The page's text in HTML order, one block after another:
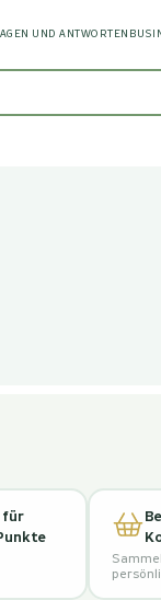
UND ANTWORTEN
für